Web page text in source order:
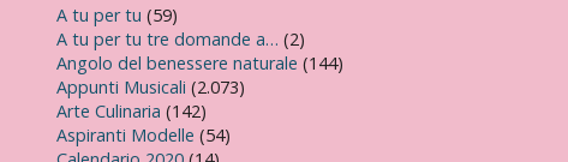
A tu per tu (59)
A tu per tu tre domande a… (2)
Angolo del benessere naturale (144)
Appunti Musicali (2.073)
Arte Culinaria (142)
Aspiranti Modelle (54)